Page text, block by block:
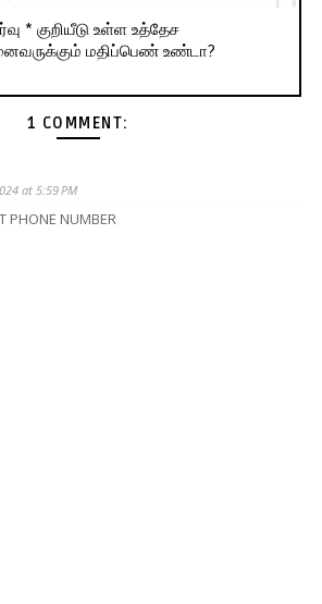
* குறியீடு உள்ள உத்தேச
மதிப்பெண் உண்டா?
1 COMMENT:
at 5:59 PM
PHONE NUMBER